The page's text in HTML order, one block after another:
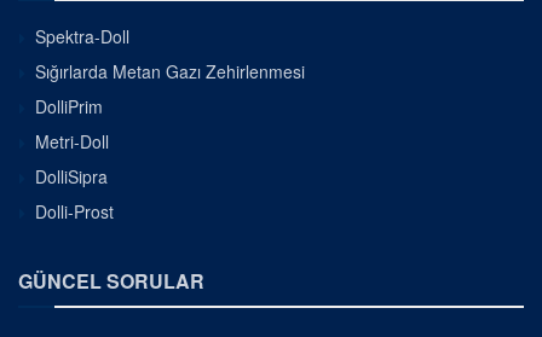
Spektra-Doll
Sığırlarda Metan Gazı Zehirlenmesi
DolliPrim
Metri-Doll
DolliSipra
Dolli-Prost
GÜNCEL SORULAR